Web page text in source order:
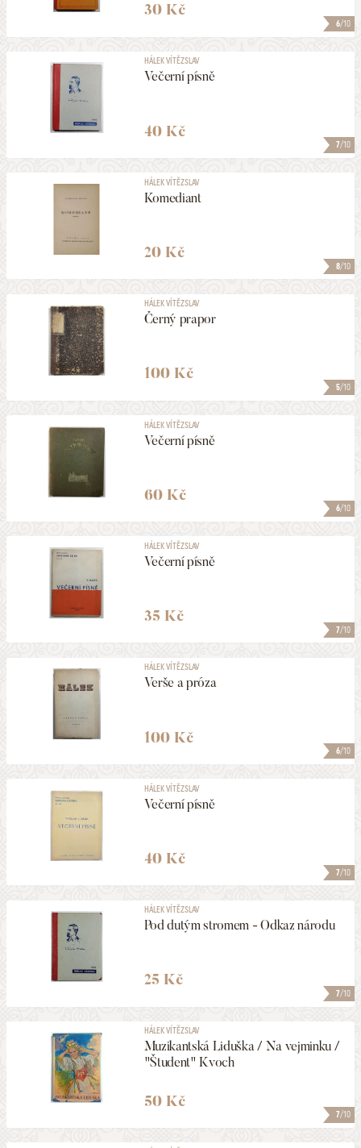
6/10
30 Kč
7/10
HÁLEK VÍTĚZSLAV
Večerní písně
40 Kč
8/10
HÁLEK VÍTĚZSLAV
Komediant
20 Kč
5/10
HÁLEK VÍTĚZSLAV
Černý prapor
100 Kč
6/10
HÁLEK VÍTĚZSLAV
Večerní písně
60 Kč
7/10
HÁLEK VÍTĚZSLAV
Večerní písně
35 Kč
6/10
HÁLEK VÍTĚZSLAV
Verše a próza
100 Kč
7/10
HÁLEK VÍTĚZSLAV
Večerní písně
40 Kč
7/10
HÁLEK VÍTĚZSLAV
Pod dutým stromem - Odkaz národu
25 Kč
7/10
HÁLEK VÍTĚZSLAV
Muzikantská Liduška / Na vejminku /
"Študent" Kvoch
50 Kč